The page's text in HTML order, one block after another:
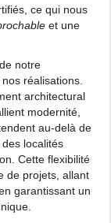
ce qui nous
et une
notre
réalisations.
architectural
modernité,
au-delà de
localités
Cette flexibilité
de projets, allant
garantissant un